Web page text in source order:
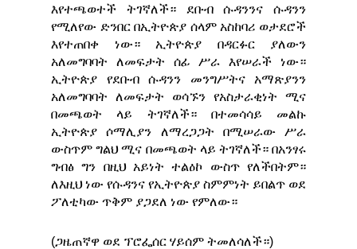
እየተጫወተች ትገኛለች። ደቡብ ሱዳንንና ሱዳንን
የሚለየው ድንበር በኢትዮጵያ ሰላም አስከባሪ ወታደሮች
እየተጠበቀ ነው። ኢትዮጵያ በዳርፉር ያለውን
አለመግባባት ለመፍታት ሰፊ ሥራ እየሠራች ነው።
ኢትዮጵያ የደቡብ ሱዳንን መንግሥትና አማጽያንን
አለመግባባት ለመፍታት ወሳኙን የአስታራቂነት ሚና
በመጫወት ላይ ትገኛለች። በተመሳሳይ መልኩ
ኢትዮጵያ ሶማሊያን ለማረጋጋት በሚሠራው ሥራ
ውስጥም ግልህ ሚና በመጫወት ላይ ትገኛለች። በአንፃሩ
ግብፅ ግን በዚህ አይነት ተልዕኮ ውስጥ የለችበትም።
ለእዚህ ነው የሱዳንና የኢትዮጵያ ስምምነት ይበልጥ ወደ
ፖለቲካው ጥቅም ያጋደለ ነው የምለው።
(ጋዜጠኛዋ ወደ ፕሮፌሰር ሃይሰም ትመለሳለች።)